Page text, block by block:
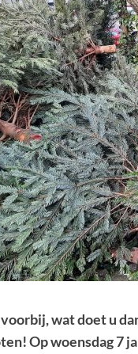
wat doet u
Op woensdag 7